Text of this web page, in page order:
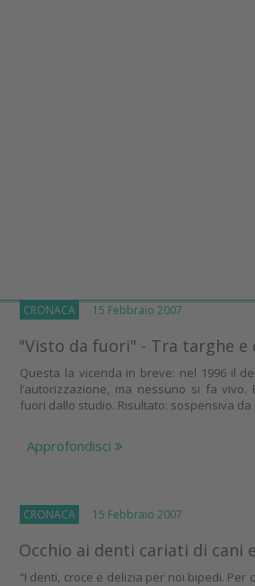
CRONACA 15 Febbraio 2007
"Visto da fuori" - Tra targhe e
Questa la vicenda in breve: nel 1996 il
l’autorizzazione, ma nessuno si fa vivo.
fuori dallo studio. Risultato: sospensiva da
Approfondisci
CRONACA 15 Febbraio 2007
Occhio ai denti cariati di cani
“I denti, croce e delizia per noi bipedi. Per